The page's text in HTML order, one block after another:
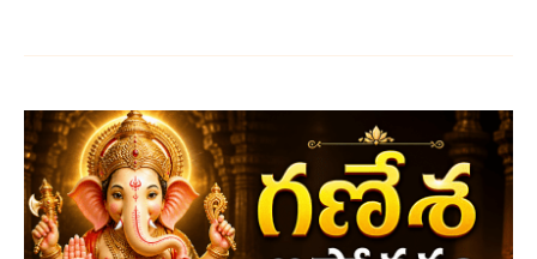
గణేశ
అష్టోత్తర
శత
నామావళి